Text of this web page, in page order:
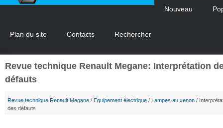
Nouveau
Plan du site Contacts Rechercher
Revue technique Renault Megane: Interprétation
défauts
Revue technique Renault Megane / Equipement électrique / Lampes au xenon /
des défauts